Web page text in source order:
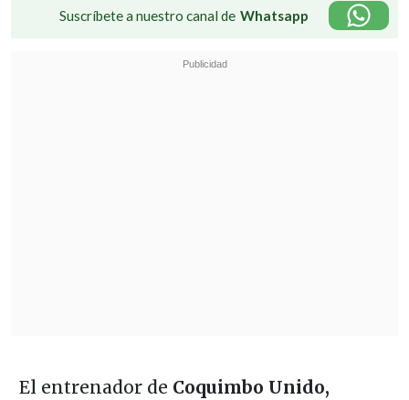
Suscríbete a nuestro canal de Whatsapp
El entrenador de Coquimbo Unido,